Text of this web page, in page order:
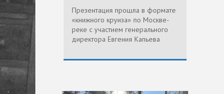
Презентация прошла в формате
«книжного круиза» по Москве-
реке с участием генерального
директора Евгения Капьева